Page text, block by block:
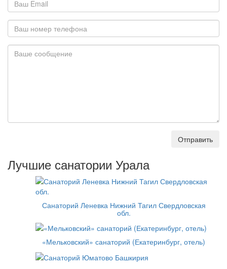
Отправить
Лучшие санатории Урала
Санаторий Леневка Нижний Тагил Свердловская
обл.
«Мельковский» санаторий (Екатеринбург, отель)